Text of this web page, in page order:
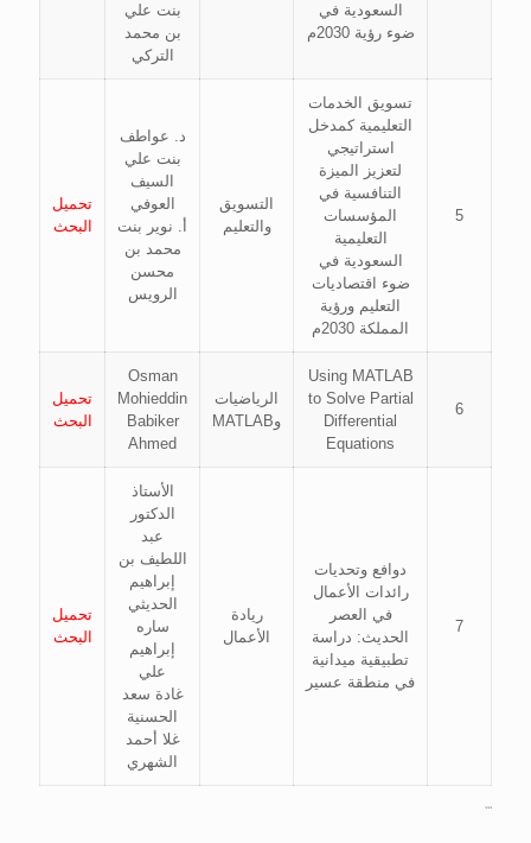
السعودية في
ضوء رؤية 2030م
بنت علي
بن محمد
التركي
5
تسويق الخدمات
التعليمية كمدخل
استراتيجي
لتعزيز الميزة
التنافسية في
المؤسسات
التعليمية
السعودية في
ضوء اقتصاديات
التعليم ورؤية
المملكة 2030م
التسويق
والتعليم
د. عواطف
بنت علي
السيف
العوفي
أ. نوير بنت
محمد بن
محسن
الرويس
تحميل
البحث
6
Using MATLAB
to Solve Partial
Differential
Equations
الرياضيات
وMATLAB
Osman
Mohieddin
Babiker
Ahmed
تحميل
البحث
7
دوافع وتحديات
رائدات الأعمال
في العصر
الحديث: دراسة
تطبيقية ميدانية
في منطقة عسير
ريادة
الأعمال
الأستاذ
الدكتور
عبد
اللطيف بن
إبراهيم
الحديثي
ساره
إبراهيم
علي
غادة سعد
الحسنية
غلا أحمد
الشهري
تحميل
البحث